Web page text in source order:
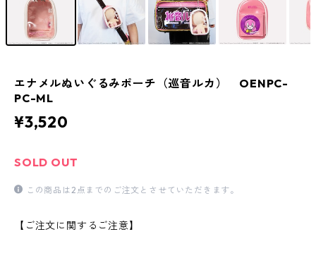
エナメルぬいぐるみポーチ（巡音ルカ） OENPC-
PC-ML
¥3,520
SOLD OUT
この商品は2点までのご注文とさせていただきます。
【ご注文に関するご注意】